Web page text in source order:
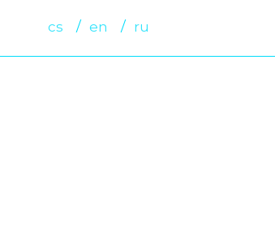
cs en ru